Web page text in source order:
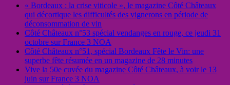
« Bordeaux : la crise viticole », le magazine Côté Châteaux
qui décortique les difficultés des vignerons en période de
déconsommation de vin
Côté Châteaux n°53 spécial vendanges en rouge, ce jeudi 31
octobre sur France 3 NOA
Côté Châteaux n°51, spécial Bordeaux Fête le Vin: une
superbe fête résumée en un magazine de 28 minutes
Vive la 50e cuvée du magazine Côté Châteaux, à voir le 13
juin sur France 3 NOA